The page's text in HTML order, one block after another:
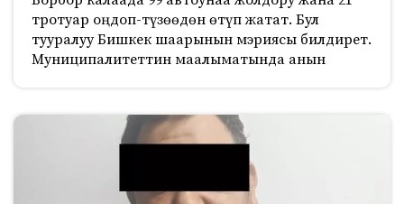
тротуар оңдоп-түзөөдөн өтүп жатат. Бул
тууралуу Бишкек шаарынын мэриясы билдирет.
Муниципалитеттин маалыматында анын